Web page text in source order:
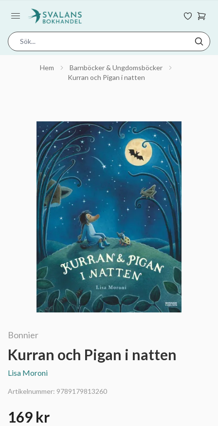
Hem
Barnböcker & Ungdomsböcker
Kurran och Pigan i natten
Bonnier
Kurran och Pigan i natten
Lisa Moroni
Artikelnummer: 9789179813260
169 kr